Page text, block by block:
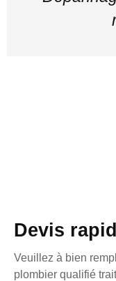
Devis
Veuillez à bien
plombier qualifié